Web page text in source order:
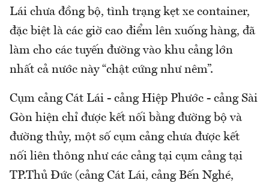
Lái chưa đồng bộ, tình trạng kẹt xe container,
đặc biệt là các giờ cao điểm lên xuống hàng, đã
làm cho các tuyến đường vào khu cảng lớn
nhất cả nước này “chật cứng như nêm”.
Cụm cảng Cát Lái - cảng Hiệp Phước - cảng Sài
Gòn hiện chỉ được kết nối bằng đường bộ và
đường thủy, một số cụm cảng chưa được kết
nối liên thông như các cảng tại cụm cảng tại
TP.Thủ Đức (cảng Cát Lái, cảng Bến Nghé,